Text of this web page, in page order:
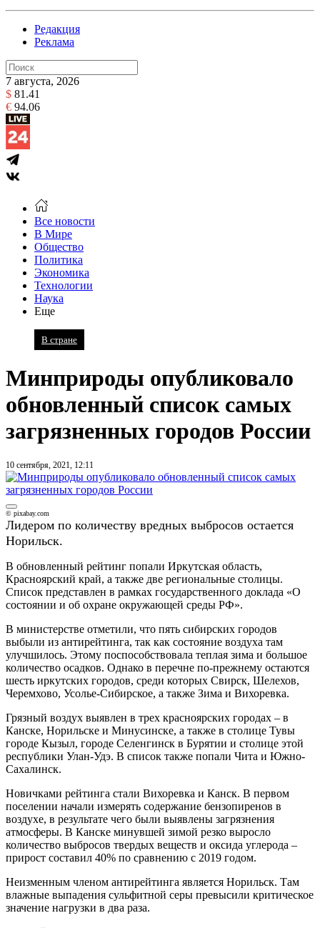
Редакция
Реклама
7 августа, 2026
$ 81.41
€ 94.06
Все новости
В Мире
Общество
Политика
Экономика
Технологии
Наука
Еще
В стране
Минприроды опубликовало
обновленный список самых
загрязненных городов России
10 сентября, 2021, 12:11
© pixabay.com
Лидером по количеству вредных выбросов остается
Норильск.
В обновленный рейтинг попали Иркутская область,
Красноярский край, а также две региональные столицы.
Список представлен в рамках государственного доклада «О
состоянии и об охране окружающей среды РФ».
В министерстве отметили, что пять сибирских городов
выбыли из антирейтинга, так как состояние воздуха там
улучшилось. Этому поспособствовала теплая зима и большое
количество осадков. Однако в перечне по-прежнему остаются
шесть иркутских городов, среди которых Свирск, Шелехов,
Черемхово, Усолье-Сибирское, а также Зима и Вихоревка.
Грязный воздух выявлен в трех красноярских городах – в
Канске, Норильске и Минусинске, а также в столице Тувы
городе Кызыл, городе Селенгинск в Бурятии и столице этой
республики Улан-Удэ. В список также попали Чита и Южно-
Сахалинск.
Новичками рейтинга стали Вихоревка и Канск. В первом
поселении начали измерять содержание бензопиренов в
воздухе, в результате чего были выявлены загрязнения
атмосферы. В Канске минувшей зимой резко выросло
количество выбросов твердых веществ и оксида углерода –
прирост составил 40% по сравнению с 2019 годом.
Неизменным членом антирейтинга является Норильск. Там
влажные выпадения сульфитной серы превысили критическое
значение нагрузки в два раза.